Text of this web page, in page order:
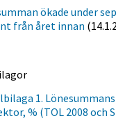
ökade under
från året innan
1.
% (TOL 2008 och